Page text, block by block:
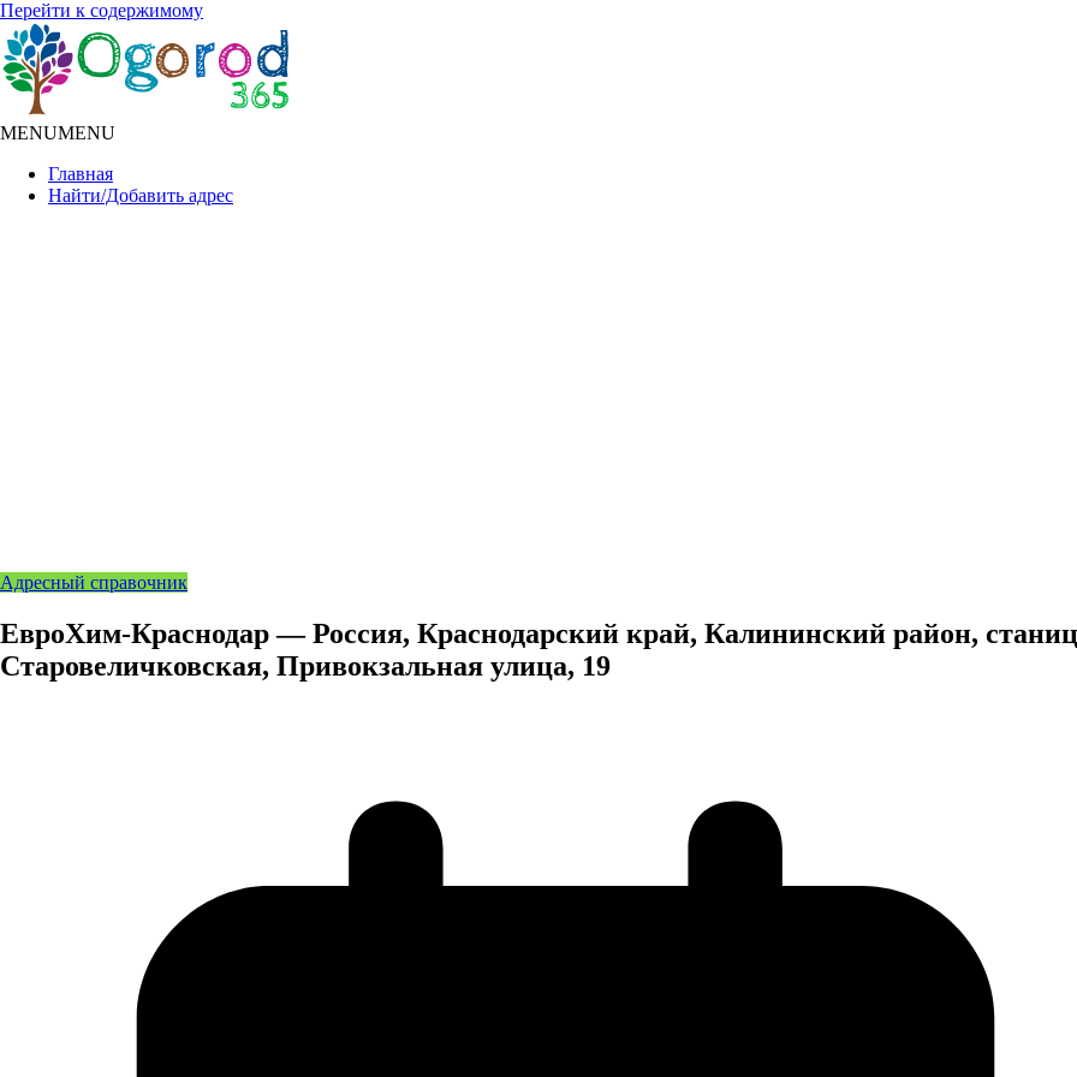
Перейти к содержимому
MENUMENU
Главная
Найти/Добавить адрес
Адресный справочник
ЕвроХим-Краснодар — Россия, Краснодарский край, Калининский район,
Старовеличковская, Привокзальная улица, 19